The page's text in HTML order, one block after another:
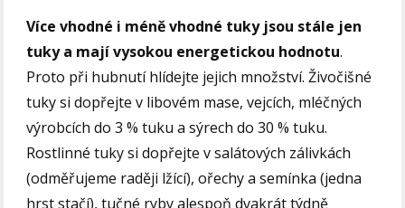
Více vhodné i méně vhodné tuky jsou stále jen
tuky a mají vysokou energetickou hodnotu.
Proto při hubnutí hlídejte jejich množství. Živočišné
tuky si dopřejte v libovém mase, vejcích, mléčných
výrobcích do 3 % tuku a sýrech do 30 % tuku.
Rostlinné tuky si dopřejte v salátových zálivkách
(odměřujeme raději lžící), ořechy a semínka (jedna
hrst stačí), tučné ryby alespoň dvakrát týdně